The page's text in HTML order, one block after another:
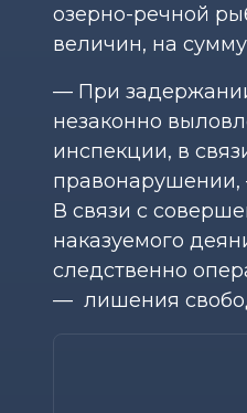
озерно-речной
величин, на
— При
незаконно
инспекции, в
В связи с
наказуемого
следственно
— лишения